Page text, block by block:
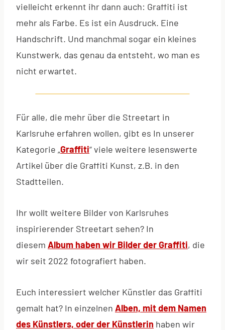
vielleicht erkennt ihr dann auch: Graffiti ist
mehr als Farbe. Es ist ein Ausdruck. Eine
Handschrift. Und manchmal sogar ein kleines
Kunstwerk, das genau da entsteht, wo man es
nicht erwartet.
Für alle, die mehr über die Streetart in
Karlsruhe erfahren wollen, gibt es In unserer
Kategorie „Graffiti“ viele weitere lesenswerte
Artikel über die Graffiti Kunst, z.B. in den
Stadtteilen.
Ihr wollt weitere Bilder von Karlsruhes
inspirierender Streetart sehen? In
diesem Album haben wir Bilder der Graffiti, die
wir seit 2022 fotografiert haben.
Euch interessiert welcher Künstler das Graffiti
gemalt hat? In einzelnen Alben, mit dem Namen
des Künstlers, oder der Künstlerin haben wir